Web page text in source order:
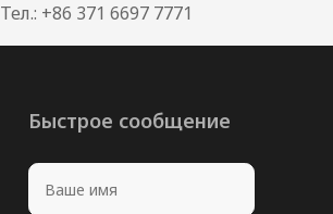
Тел.: +86 371 6697 7771
Быстрое сообщение